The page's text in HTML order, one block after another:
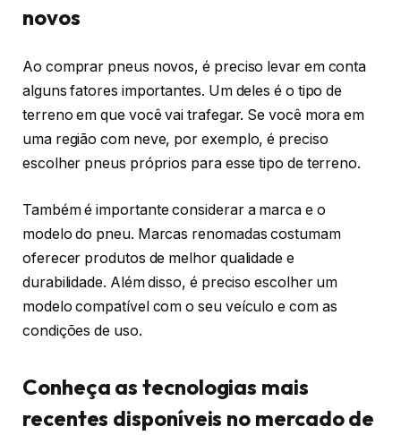
novos
Ao comprar pneus novos, é preciso levar em conta
alguns fatores importantes. Um deles é o tipo de
terreno em que você vai trafegar. Se você mora em
uma região com neve, por exemplo, é preciso
escolher pneus próprios para esse tipo de terreno.
Também é importante considerar a marca e o
modelo do pneu. Marcas renomadas costumam
oferecer produtos de melhor qualidade e
durabilidade. Além disso, é preciso escolher um
modelo compatível com o seu veículo e com as
condições de uso.
Conheça as tecnologias mais
recentes disponíveis no mercado de